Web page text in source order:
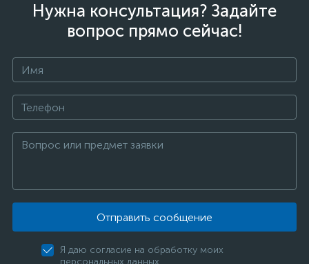
Нужна консультация? Задайте
вопрос прямо сейчас!
Отправить сообщение
Я даю согласие на обработку моих
персональных данных